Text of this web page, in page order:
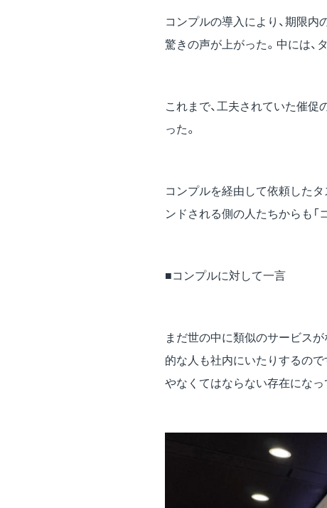
コンプルの導入により、期限
驚きの声が上がった。中には、
これまで、工夫されていた催
った。
コンプルを経由して依頼した
ンドされる側の人たちからも「
■コンプルに対して一言
まだ世の中に類似のサービス
的な人も社内にいたりするので
やなくてはならない存在になっ